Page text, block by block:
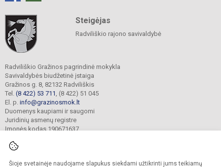
Šioje svetainėje naudojame slapukus siekdami užtikrinti jums teikiamų
Steigėjas
Radviliškio rajono savivaldybė
Radviliškio Gražinos pagrindinė mokykla
Savivaldybės biudžetinė įstaiga
Gražinos g. 8, 82132 Radviliškis
Tel. (8 422) 53 711 , (8 422) 51 045
El. p. info@grazinosmok.lt
Duomenys kaupiami ir saugomi
Juridinių asmenų registre
Įmonės kodas 190671637
© 2022. Radviliškio Gražinos pagrindinė mokykla. Visos teisės saugomos.